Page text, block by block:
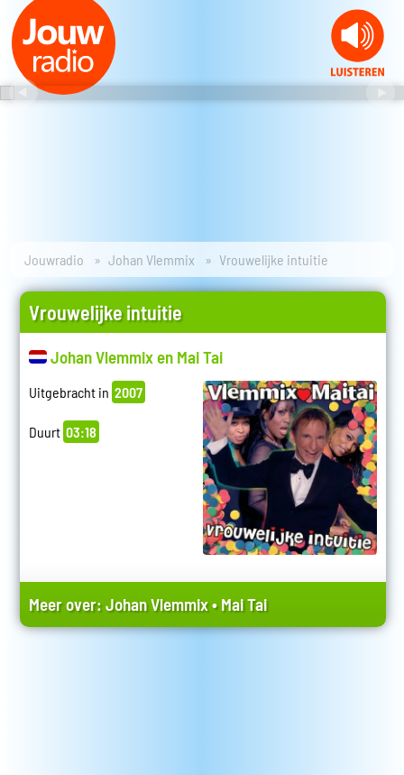
Jouwradio Johan Vlemmix Vrouwelijke intuitie
Vrouwelijke intuitie
Johan Vlemmix en Mai Tai
Uitgebracht in 2007
Duurt 03:18
Meer over:Johan Vlemmix•Mai Tai